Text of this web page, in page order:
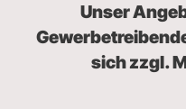
Unser
sich zzgl.